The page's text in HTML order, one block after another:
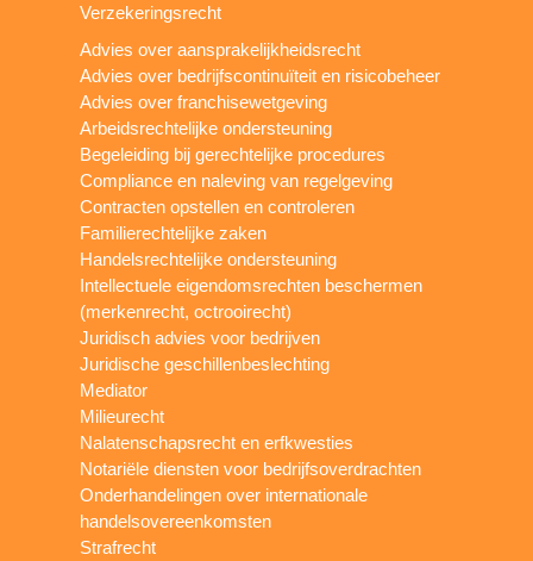
Verzekeringsrecht
Advies over aansprakelijkheidsrecht
Advies over bedrijfscontinuïteit en risicobeheer
Advies over franchisewetgeving
Arbeidsrechtelijke ondersteuning
Begeleiding bij gerechtelijke procedures
Compliance en naleving van regelgeving
Contracten opstellen en controleren
Familierechtelijke zaken
Handelsrechtelijke ondersteuning
Intellectuele eigendomsrechten beschermen
(merkenrecht, octrooirecht)
Juridisch advies voor bedrijven
Juridische geschillenbeslechting
Mediator
Milieurecht
Nalatenschapsrecht en erfkwesties
Notariële diensten voor bedrijfsoverdrachten
Onderhandelingen over internationale
handelsovereenkomsten
Strafrecht